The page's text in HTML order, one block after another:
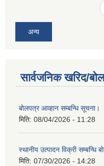
अन्य
सार्वजनिक खरिद/
बोलपत्र आव्हान सम्बन्धि सूचना।
मिति: 08/04/2026 - 11:28
स्थानीय उत्पादन विक्री सम्बन्धि
मिति: 07/30/2026 - 14:28